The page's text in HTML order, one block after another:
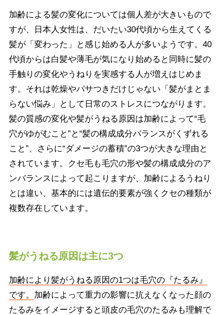
加齢による髪の変化については個人差が大きいもので
すが、日本人女性は、だいたい30代頃から生えてくる
髪が「変わった」と感じ始める人が多いようです。40
代頃からは白髪や薄毛が気になり始めると同時に髪の
手触りの変化やうねりを実感する人が増えはじめま
す。それは乾燥やパサつきだけじゃない「髪がまとま
らない悩み」として日常のストレスにつながります。
髪の質感の変化や髪がうねる原因は加齢によって“毛
穴がゆがむこと”と“髪の構成成分バランスがくずれる
こと”、さらに“ダメージの蓄積”の3つが大きな理由と
されています。クセ毛も毛穴の形や髪の構成成分のア
ンバランスによって起こりますが、加齢によるうねり
とは違い、基本的には遺伝的要素が強くクセの種類が
複数存在しています。
髪がうねる原因は主に3つ
加齢により髪がうねる原因の1つは毛穴の『たるみ』
です。 加齢によって重力の影響に抗えなくなった顔の
たるみをイメージすると頭皮の毛穴のたるみも理解で